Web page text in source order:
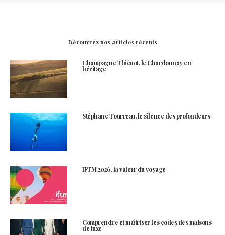
Découvrez nos articles récents
Champagne Thiénot, le Chardonnay en
héritage
Stéphane Tourreau, le silence des profondeurs
IFTM 2026, la valeur du voyage
Comprendre et maîtriser les codes des maisons
de luxe